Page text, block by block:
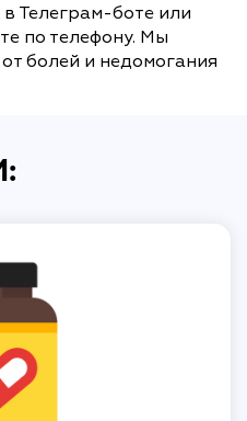
Телеграм-боте или
по телефону. Мы
болей и недомогания